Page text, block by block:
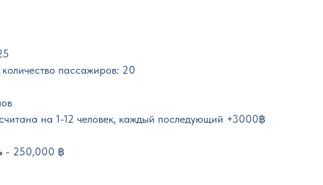
пассажиров: 20
на 1-12 человек, каждый последующий +3000฿
- 250,000 ฿